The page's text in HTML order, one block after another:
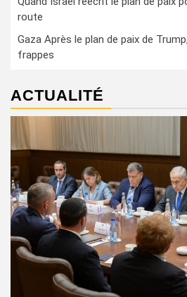
route
Gaza Après le plan de paix de
frappes
ACTUALITÉ